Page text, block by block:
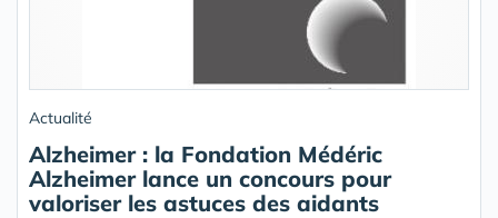
Actualité
Alzheimer : la Fondation Médéric
Alzheimer lance un concours pour
valoriser les astuces des aidants